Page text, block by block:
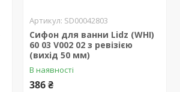
SD00042803
Сифон для ванни Lidz (WHI)
60 03 V002 02 з ревізією
(вихід 50 мм)
В наявності
386 ₴